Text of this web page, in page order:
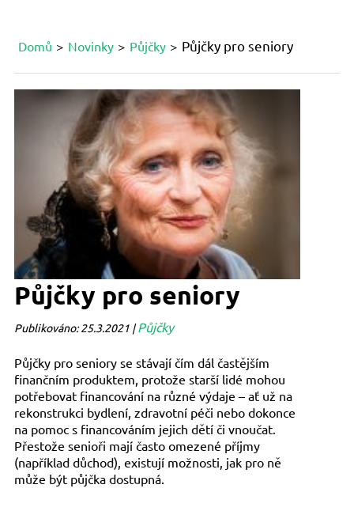
Domů Novinky Půjčky Půjčky pro seniory
Půjčky pro seniory
Publikováno: 25.3.2021 |Půjčky
Půjčky pro seniory se stávají čím dál častějším
finančním produktem, protože starší lidé mohou
potřebovat financování na různé výdaje – ať už na
rekonstrukci bydlení, zdravotní péči nebo dokonce
na pomoc s financováním jejich dětí či vnoučat.
Přestože senioři mají často omezené příjmy
(například důchod), existují možnosti, jak pro ně
může být půjčka dostupná.